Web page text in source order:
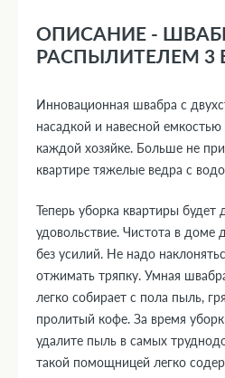
ОПИСАНИЕ -
РАСПЫЛИТЕЛЕМ 3
Инновационная швабра с
насадкой и навесной
каждой хозяйке. Больше не
квартире тяжелые ведра с
Теперь уборка квартиры будет
удовольствие. Чистота в доме
без усилий. Не надо
отжимать тряпку. Умная
легко собирает с пола пыль,
пролитый кофе. За время
удалите пыль в самых
такой помощницей легко